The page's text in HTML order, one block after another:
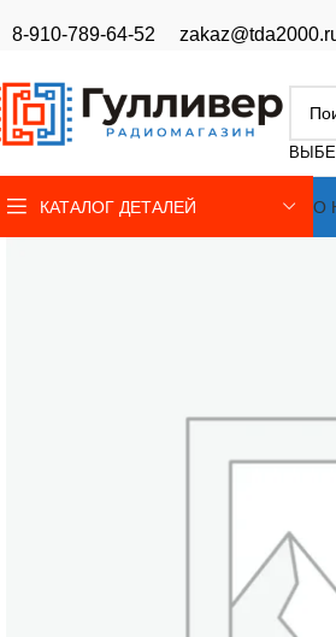
8-910-789-64-52
КАТАЛОГ ДЕТАЛЕЙ О